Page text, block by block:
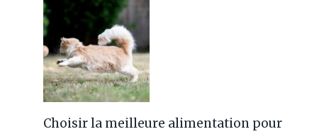
Choisir la meilleure alimentation pour